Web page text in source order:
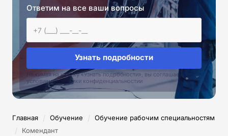
Ответим на все ваши вопросы
Узнать подробности
Нажимая на кнопку «Узнать подробности», вы соглашаетесь с
условиями политики конфиденциальностии
Главная / Обучение / Обучение рабочим специальностям
/ Комендант